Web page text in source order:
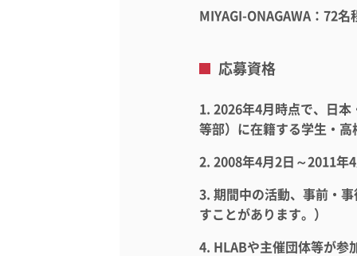
MIYAGI-ONAGAWA：72
応募資格
1. 2026年4月時点で、日
等部）に在籍する学生・高
2. 2008年4月2日～2011年
3. 期間中の活動、事前・
すことがあります。）
4. HLABや主催団体等が参